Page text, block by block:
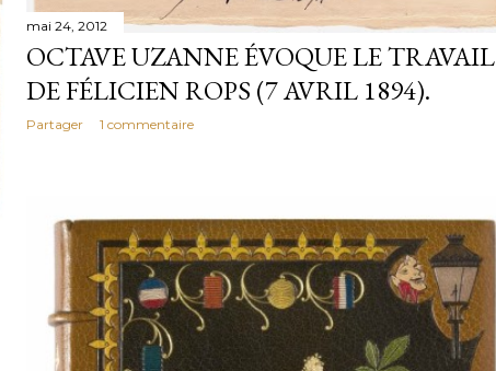
mai 24, 2012
OCTAVE UZANNE ÉVOQUE LE TRAVAIL
DE FÉLICIEN ROPS (7 AVRIL 1894).
Partager 1 commentaire